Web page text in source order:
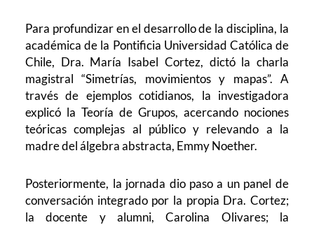
Para profundizar en el desarrollo de la disciplina, la
académica de la Pontificia Universidad Católica de
Chile, Dra. María Isabel Cortez, dictó la charla
magistral “Simetrías, movimientos y mapas”. A
través de ejemplos cotidianos, la investigadora
explicó la Teoría de Grupos, acercando nociones
teóricas complejas al público y relevando a la
madre del álgebra abstracta, Emmy Noether.
Posteriormente, la jornada dio paso a un panel de
conversación integrado por la propia Dra. Cortez;
la docente y alumni, Carolina Olivares; la